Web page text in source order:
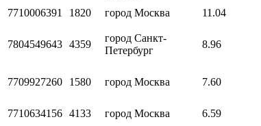
7710006391 1820 город Москва 11.04
7804549643 4359
город Санкт-
Петербург
8.96
7709927260 1580 город Москва 7.60
7710634156 4133 город Москва 6.59